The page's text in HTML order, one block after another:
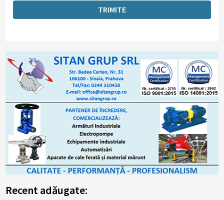
Recent adăugate: